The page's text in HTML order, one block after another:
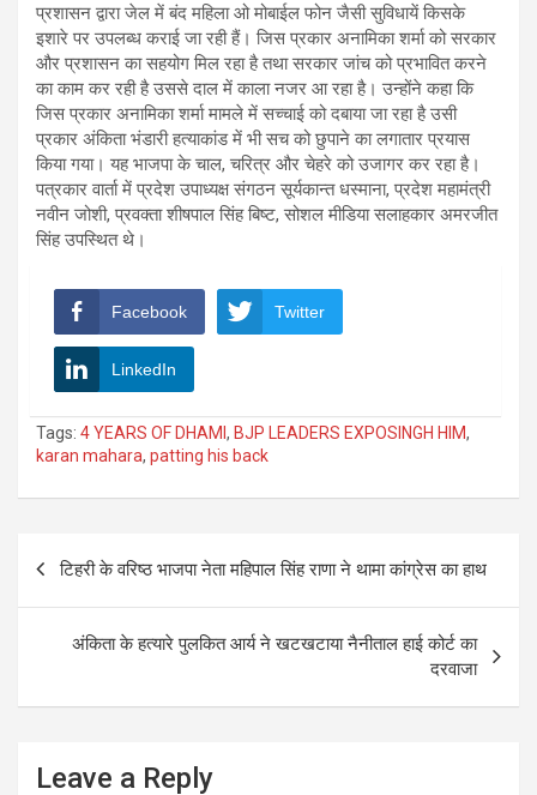
प्रशासन द्वारा जेल में बंद महिला ओ मोबाईल फोन जैसी सुविधायें किसके
इशारे पर उपलब्ध कराई जा रही हैं। जिस प्रकार अनामिका शर्मा को सरकार
और प्रशासन का सहयोग मिल रहा है तथा सरकार जांच को प्रभावित करने
का काम कर रही है उससे दाल में काला नजर आ रहा है। उन्होंने कहा कि
जिस प्रकार अनामिका शर्मा मामले में सच्चाई को दबाया जा रहा है उसी
प्रकार अंकिता भंडारी हत्याकांड में भी सच को छुपाने का लगातार प्रयास
किया गया। यह भाजपा के चाल, चरित्र और चेहरे को उजागर कर रहा है।
पत्रकार वार्ता में प्रदेश उपाध्यक्ष संगठन सूर्यकान्त धस्माना, प्रदेश महामंत्री
नवीन जोशी, प्रवक्ता शीषपाल सिंह बिष्ट, सोशल मीडिया सलाहकार अमरजीत
सिंह उपस्थित थे।
Facebook Twitter
LinkedIn
Tags: 4 YEARS OF DHAMI , BJP LEADERS EXPOSINGH HIM,
karan mahara, patting his back
टिहरी के वरिष्ठ भाजपा नेता महिपाल सिंह राणा ने थामा कांग्रेस का हाथ
अंकिता के हत्यारे पुलकित आर्य ने खटखटाया नैनीताल हाई कोर्ट का
दरवाजा
Leave a Reply